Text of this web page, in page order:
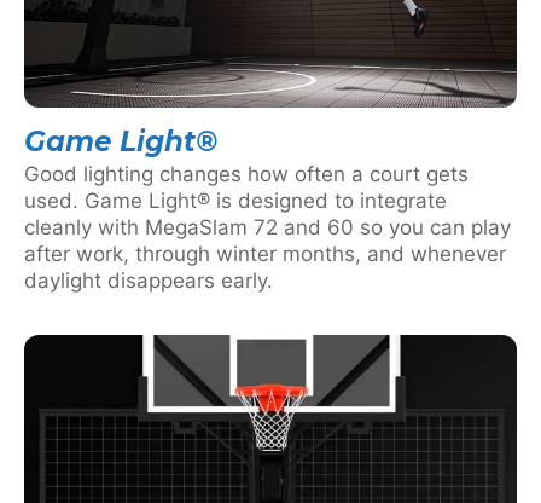
Game Light®
Good lighting changes how often a court gets
used. Game Light® is designed to integrate
cleanly with MegaSlam 72 and 60 so you can play
after work, through winter months, and whenever
daylight disappears early.